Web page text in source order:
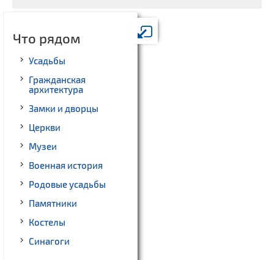
Что рядом
Усадьбы
Гражданская
архитектура
Замки и дворцы
Церкви
Музеи
Военная история
Родовые усадьбы
Памятники
Костелы
Синагоги